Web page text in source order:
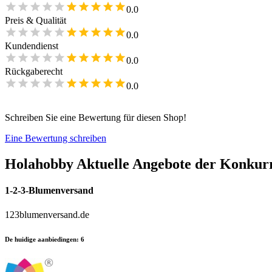
0.0
Preis & Qualität
0.0
Kundendienst
0.0
Rückgaberecht
0.0
Schreiben Sie eine Bewertung für diesen Shop!
Eine Bewertung schreiben
Holahobby Aktuelle Angebote der
1-2-3-Blumenversand
123blumenversand.de
De huidige aanbiedingen: 6